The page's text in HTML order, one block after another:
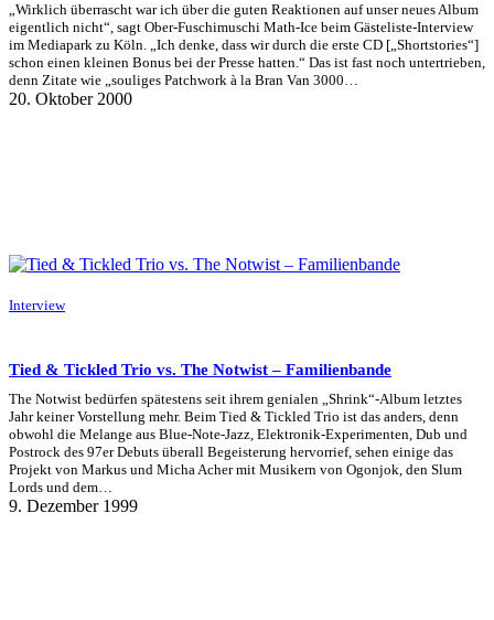
„Wirklich überrascht war ich über die guten Reaktionen auf unser neues Album
eigentlich nicht“, sagt Ober-Fuschimuschi Math-Ice beim Gästeliste-Interview
im Mediapark zu Köln. „Ich denke, dass wir durch die erste CD [„Shortstories“]
schon einen kleinen Bonus bei der Presse hatten.“ Das ist fast noch untertrieben,
denn Zitate wie „souliges Patchwork à la Bran Van 3000…
20. Oktober 2000
Interview
Tied & Tickled Trio vs. The Notwist – Familienbande
The Notwist bedürfen spätestens seit ihrem genialen „Shrink“-Album letztes
Jahr keiner Vorstellung mehr. Beim Tied & Tickled Trio ist das anders, denn
obwohl die Melange aus Blue-Note-Jazz, Elektronik-Experimenten, Dub und
Postrock des 97er Debuts überall Begeisterung hervorrief, sehen einige das
Projekt von Markus und Micha Acher mit Musikern von Ogonjok, den Slum
Lords und dem…
9. Dezember 1999